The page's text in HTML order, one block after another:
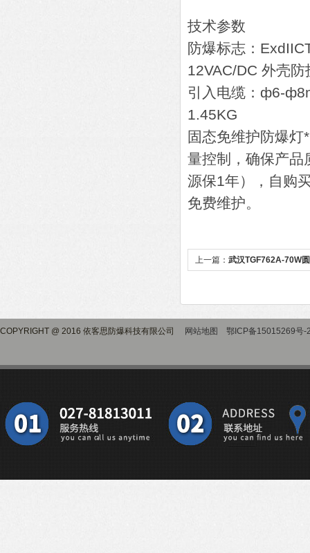
技术参数
防爆标志：
12VAC/DC 外壳
引入电缆：ф6-
1.45KG
固态免维护防爆
量控制，确保产品
源保1年），自购
免费维护。
上一篇： 武汉TGF762A-70W
COPYRIGHT @ 2016 依客思防爆科技有限公司 网站地图 鄂ICP备15015269号-